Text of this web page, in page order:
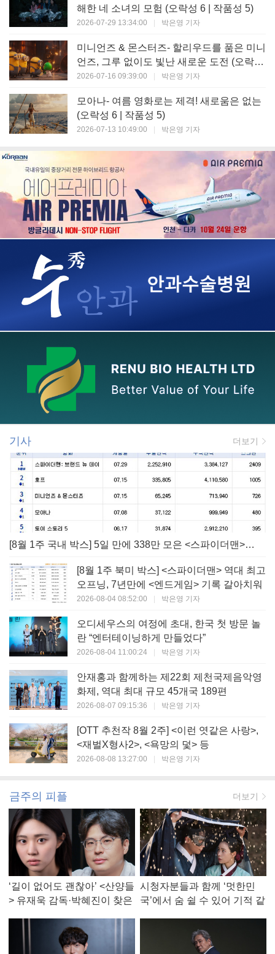
해한 네 소녀의 모험 (오락성 6 | 작품성 5)
2026-07-29 13:34:00 박은영 기자
미니언즈 & 몬스터즈- 할리우드를 품은 미니
언즈, 그루 없이도 빛난 새로운 도전 (오락성
7 | 작품성 6)
2026-07-16 09:39:00 박은영 기자
모아나- 여름 영화로는 제격! 새로움은 없는
(오락성 6 | 작품성 5)
2026-07-13 10:49:00 박은영 기자
기사 더보기
[8월 1주 국내 박스] 5일 만에 338만 모은 <스파이더맨> 극장가 235% 대반등, <호프>는 400만 돌파
[8월 1주 북미 박스] <스파이더맨> 역대 최고
오프닝, 7년만에 <엔드게임> 기록 갈아치워
2026-08-04 08:52:00 | 박은영 기자
오디세우스의 여정에 초대, 한국 첫 방문 놀
란 “엔터테이닝하게 만들었다”
2026-08-04 11:00:24 | 박은영 기자
안재홍과 함께하는 제22회 제천국제음악영
화제, 역대 최대 규모 45개국 189편
2026-08-07 09:15:36 | 박은영 기자
[OTT 추천작 8월 2주] <이런 엿같은 사랑>,
<재벌X형사2>, <욕망의 덫> 등
2026-08-08 13:27:00 | 박은영 기자
금주의 피플 더보기
‘길이 없어도 괜찮아’ <산양들
> 유재욱 감독·박혜진이 찾은
시청자분들과 함께 ‘멋한민
국’에서 숨 쉴 수 있어 기적 같